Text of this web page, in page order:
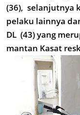
(36), selanjutnya
pelaku lainnya
DL (43) yang
mantan Kasat